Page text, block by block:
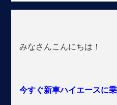
みなさんこんにちは！
今すぐ新車ハイエースに